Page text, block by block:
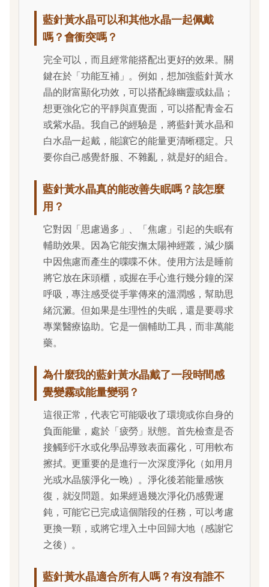
藍針黃水晶可以和其他水晶一起佩戴
嗎？會衝突嗎？
完全可以，而且經常能搭配出更好的效果。關
鍵在於「功能互補」。例如，想加強藍針黃水
晶的財富顯化功效，可以搭配綠幽靈或鈦晶；
想更強化它的平靜與直覺面，可以搭配青金石
或紫水晶。我自己的經驗是，將藍針黃水晶和
白水晶一起戴，能讓它的能量更清晰穩定。只
要你自己感覺舒服、不雜亂，就是好的組合。
藍針黃水晶真的能改善失眠嗎？該怎麼
用？
它對因「思慮過多」、「焦慮」引起的失眠有
輔助效果。因為它能安撫太陽神經叢，減少腦
中因焦慮而產生的喋喋不休。使用方法是睡前
將它放在床頭櫃，或握在手心進行幾分鐘的深
呼吸，專注感受從手掌傳來的溫潤感，幫助思
緒沉澱。但如果是生理性的失眠，還是要尋求
專業醫療協助。它是一個輔助工具，而非萬能
藥。
為什麼我的藍針黃水晶戴了一段時間感
覺變霧或能量變弱？
這很正常，代表它可能吸收了環境或你自身的
負面能量，處於「疲勞」狀態。首先檢查是否
接觸到汗水或化學品導致表面霧化，可用軟布
擦拭。更重要的是進行一次深度淨化（如用月
光或水晶簇淨化一晚）。淨化後若能量感恢
復，就沒問題。如果經過幾次淨化仍感覺遲
鈍，可能它已完成這個階段的任務，可以考慮
更換一顆，或將它埋入土中回歸大地（感謝它
之後）。
藍針黃水晶適合所有人嗎？有沒有誰不